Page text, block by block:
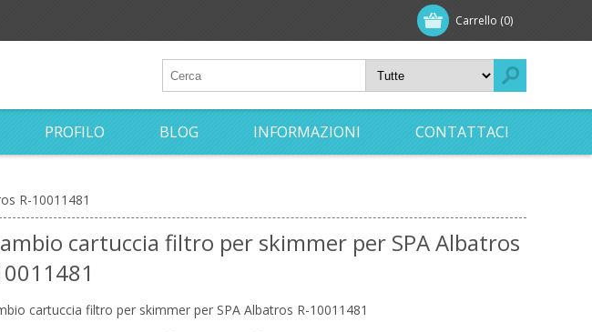
Carrello (0)
PROFILO BLOG INFORMAZIONI CONTATTACI
R-10011481
cartuccia filtro per skimmer per SPA Albatros
cartuccia filtro per skimmer per SPA Albatros R-10011481